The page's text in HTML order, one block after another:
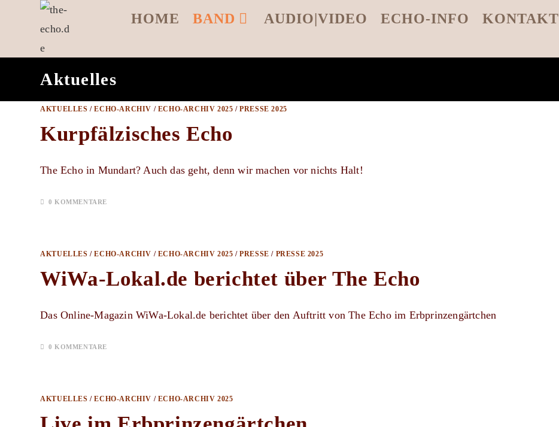
HOME BAND AUDIO|VIDEO ECHO-INFO KONTAKT
Aktuelles
AKTUELLES /ECHO-ARCHIV / ECHO-ARCHIV 2025 /PRESSE 2025
Kurpfälzisches Echo
The Echo in Mundart? Auch das geht, denn wir machen vor nichts Halt!
0 KOMMENTARE
AKTUELLES /ECHO-ARCHIV / ECHO-ARCHIV 2025 /PRESSE / PRESSE 2025
WiWa-Lokal.de berichtet über The Echo
Das Online-Magazin WiWa-Lokal.de berichtet über den Auftritt von The Echo im Erbprinzengärtchen
0 KOMMENTARE
AKTUELLES /ECHO-ARCHIV / ECHO-ARCHIV 2025